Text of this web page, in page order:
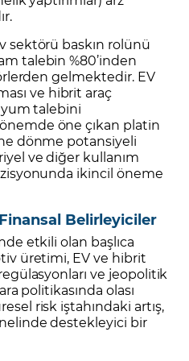
sektörü baskın rolünü
talebin %80’inden
gelmektedir. EV
ve hibrit araç
talebini
öne çıkan platin
dönme potansiyeli
ve diğer kullanım
ikincil öneme
Belirleyiciler
etkili olan başlıca
üretimi, EV ve hibrit
ve jeopolitik
politikasında olası
risk iştahındaki artış,
destekleyici bir